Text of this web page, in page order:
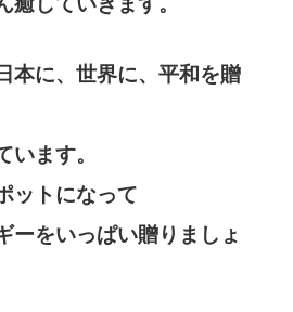
本に、世界に、平和を贈
います。
ットになって
ーをいっぱい贈りましょ